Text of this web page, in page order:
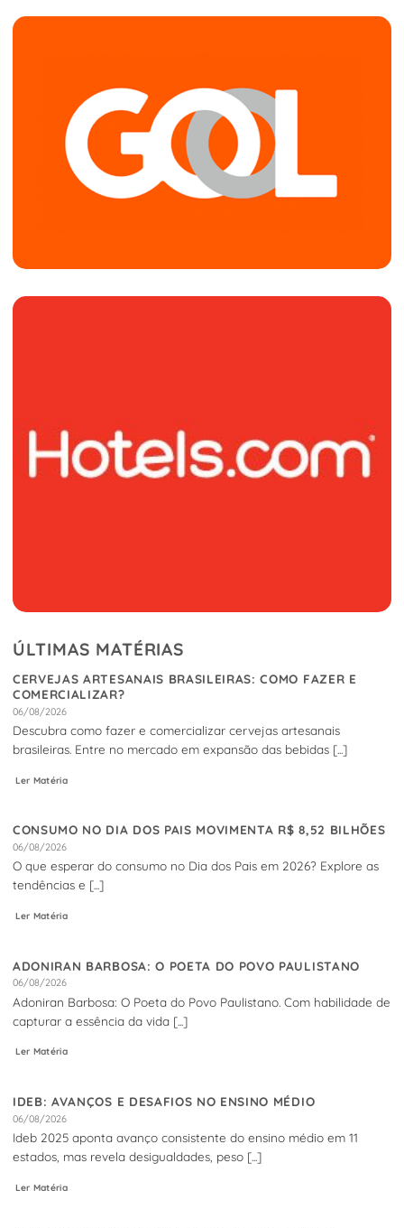
ÚLTIMAS MATÉRIAS
CERVEJAS ARTESANAIS BRASILEIRAS: COMO FAZER E
COMERCIALIZAR?
06/08/2026
Descubra como fazer e comercializar cervejas artesanais
brasileiras. Entre no mercado em expansão das bebidas [...]
Ler Matéria
CONSUMO NO DIA DOS PAIS MOVIMENTA R$ 8,52 BILHÕES
06/08/2026
O que esperar do consumo no Dia dos Pais em 2026? Explore as
tendências e [...]
Ler Matéria
ADONIRAN BARBOSA: O POETA DO POVO PAULISTANO
06/08/2026
Adoniran Barbosa: O Poeta do Povo Paulistano. Com habilidade de
capturar a essência da vida [...]
Ler Matéria
IDEB: AVANÇOS E DESAFIOS NO ENSINO MÉDIO
06/08/2026
Ideb 2025 aponta avanço consistente do ensino médio em 11
estados, mas revela desigualdades, peso [...]
Ler Matéria